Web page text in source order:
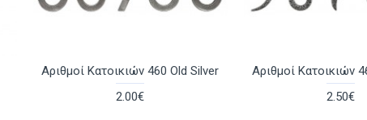
Αριθμοί Κατοικιών 460 Old Silver
2.00€
Αριθμοί Κατοικιών
2.50€